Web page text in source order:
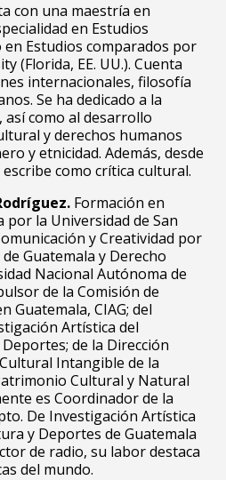
con una maestría en
en Estudios
Estudios comparados por
(Florida, EE. UU.). Cuenta
internacionales, filosofía
Se ha dedicado a la
así como al desarrollo
y derechos humanos
y etnicidad. Además, desde
como crítica cultural.
Formación en
la Universidad de San
y Creatividad por
Guatemala y Derecho
Nacional Autónoma de
de la Comisión de
Guatemala, CIAG; del
Artística del
de la Dirección
Intangible de la
Cultural y Natural
es Coordinador de la
De Investigación Artística
y Deportes de Guatemala
de radio, su labor destaca
del mundo.